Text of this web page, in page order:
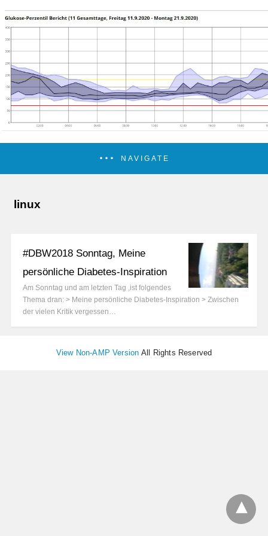
NAVIGATE
linux
#DBW2018 Sonntag, Meine
persönliche Diabetes-Inspiration
Am Sonntag und am letzten Tag ,ist folgendes
Thema dran: > Meine persönliche Diabetes-Inspiration > Zwischen
der vielen Kritik vergessen…
View Non-AMP Version All Rights Reserved